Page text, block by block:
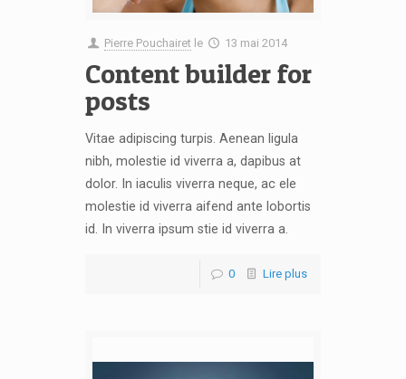
Pierre Pouchairet le 13 mai 2014
Content builder for
posts
Vitae adipiscing turpis. Aenean ligula
nibh, molestie id viverra a, dapibus at
dolor. In iaculis viverra neque, ac ele
molestie id viverra aifend ante lobortis
id. In viverra ipsum stie id viverra a.
0 Lire plus